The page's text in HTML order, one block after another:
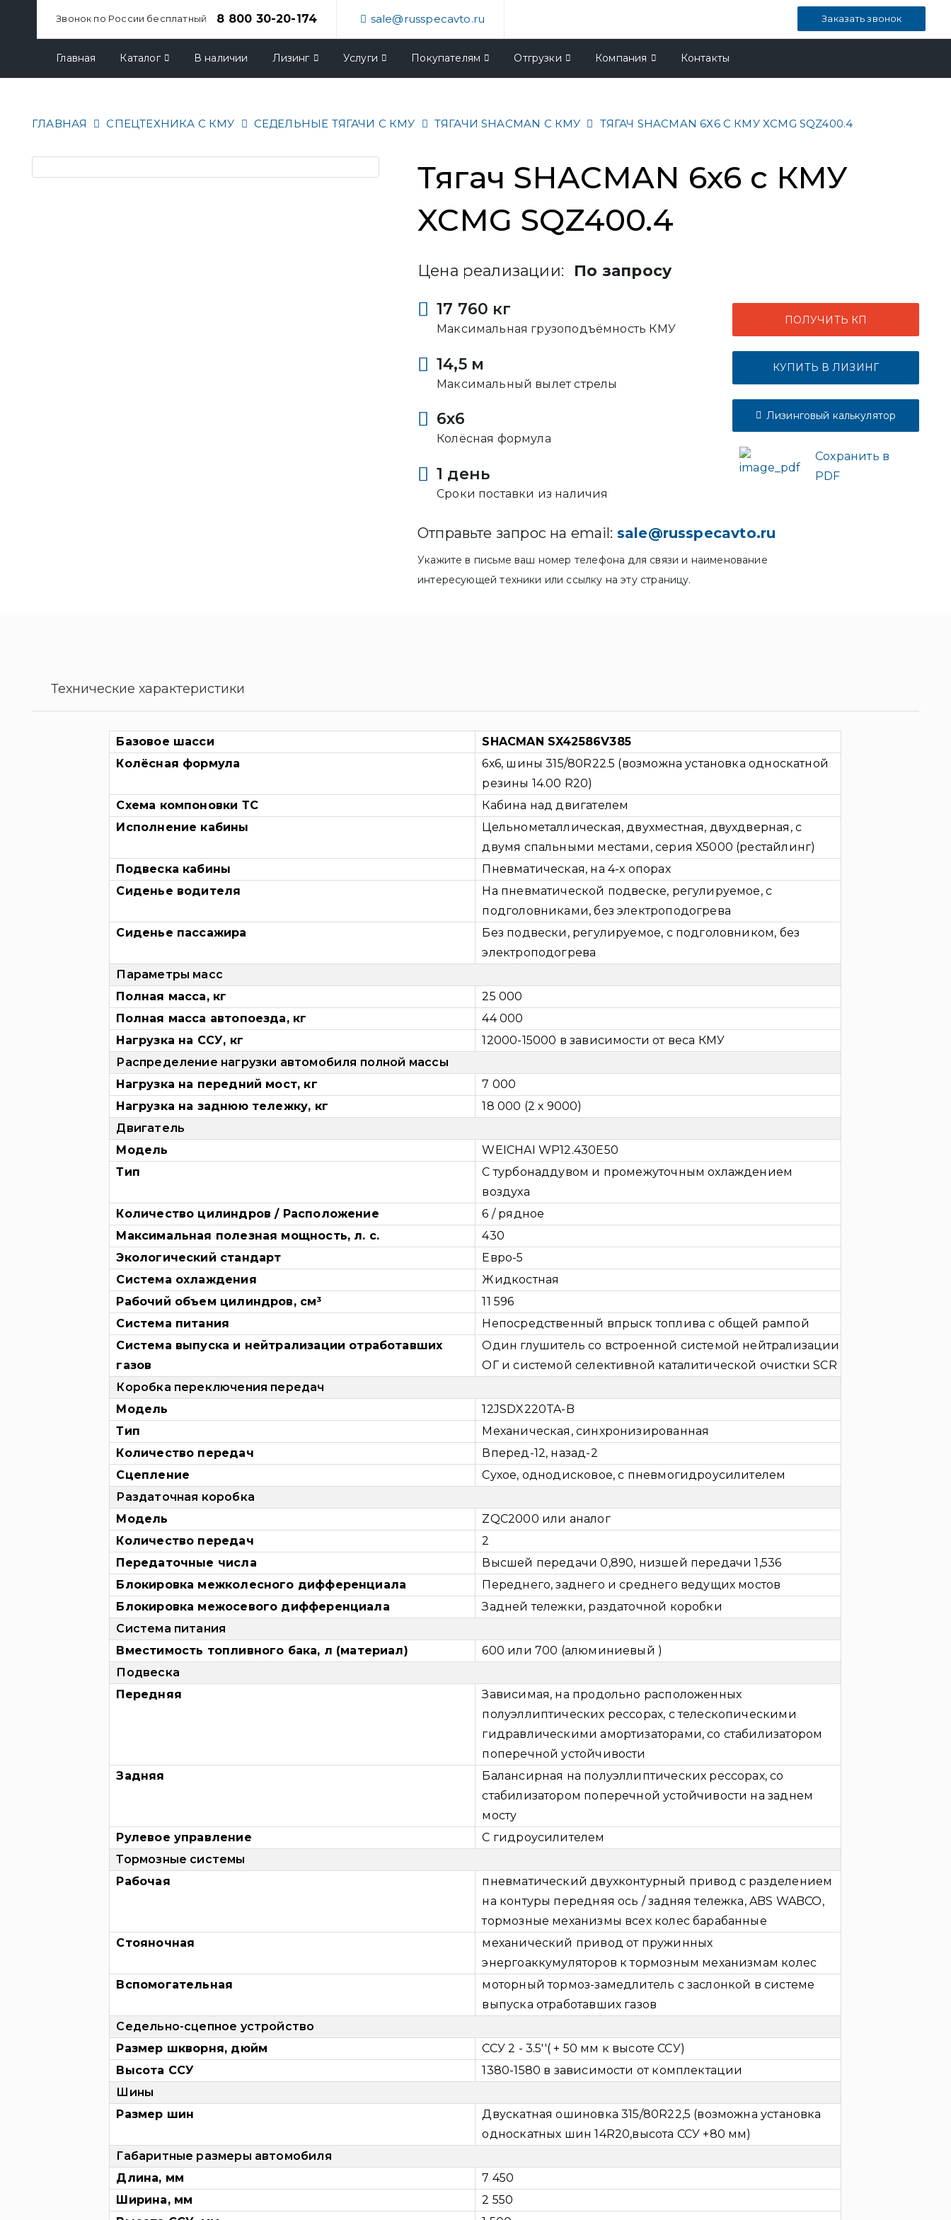
Звонок по России бесплатный 8 800 30-20-174 sale@russpecavto.ru Заказать звонок
Главная Каталог В наличии Лизинг Услуги Покупателям Отгрузки Компания Контакты
ГЛАВНАЯ СПЕЦТЕХНИКА С КМУ СЕДЕЛЬНЫЕ ТЯГАЧИ С КМУ ТЯГАЧИ SHACMAN С КМУ ТЯГАЧ SHACMAN 6Х6 С КМУ XCMG SQZ400.4
Тягач SHACMAN 6х6 с КМУ
XCMG SQZ400.4
Цена реализации: По запросу
Максимальная грузоподъёмность КМУ
17 760 кг
Максимальный вылет стрелы
14,5 м
Колёсная формула
6x6
Сроки поставки из наличия
1 день
ПОЛУЧИТЬ КП
КУПИТЬ В ЛИЗИНГ
Лизинговый калькулятор
Сохранить в
PDF
Отправьте запрос на email: sale@russpecavto.ru
Укажите в письме ваш номер телефона для связи и наименование
интересующей техники или ссылку на эту страницу.
Технические характеристики
Базовое шасси
SHACMAN SX42586V385
Колёсная формула
6х6, шины 315/80R22.5 (возможна установка односкатной
резины 14.00 R20)
Схема компоновки ТС
Кабина над двигателем
Исполнение кабины
Цельнометаллическая, двухместная, двухдверная, с
двумя спальными местами, серия Х5000 (рестайлинг)
Подвеска кабины
Пневматическая, на 4-х опорах
Сиденье водителя
На пневматической подвеске, регулируемое, с
подголовниками, без электроподогрева
Сиденье пассажира
Без подвески, регулируемое, с подголовником, без
электроподогрева
Параметры масс
Полная масса, кг
25 000
Полная масса автопоезда, кг
44 000
Нагрузка на ССУ, кг
12000-15000 в зависимости от веса КМУ
Распределение нагрузки автомобиля полной массы
Нагрузка на передний мост, кг
7 000
Нагрузка на заднюю тележку, кг
18 000 (2 х 9000)
Двигатель
Модель
WEICHAI WP12.430E50
Тип
С турбонаддувом и промежуточным охлаждением
воздуха
Количество цилиндров / Расположение
6 / рядное
Максимальная полезная мощность, л. с.
430
Экологический стандарт
Евро-5
Система охлаждения
Жидкостная
Рабочий объем цилиндров, см³
11 596
Система питания
Непосредственный впрыск топлива с общей рампой
Система выпуска и нейтрализации отработавших
газов
Один глушитель со встроенной системой нейтрализации
ОГ и системой селективной каталитической очистки SCR
Коробка переключения передач
Модель
12JSDX220TA-B
Тип
Механическая, синхронизированная
Количество передач
Вперед-12, назад-2
Сцепление
Сухое, однодисковое, с пневмогидроусилителем
Раздаточная коробка
Модель
ZQC2000 или аналог
Количество передач
2
Передаточные числа
Высшей передачи 0,890, низшей передачи 1,536
Блокировка межколесного дифференциала
Переднего, заднего и среднего ведущих мостов
Блокировка межосевого дифференциала
Задней тележки, раздаточной коробки
Система питания
Вместимость топливного бака, л (материал)
600 или 700 (алюминиевый )
Подвеска
Передняя
Зависимая, на продольно расположенных
полуэллиптических рессорах, с телескопическими
гидравлическими амортизаторами, со стабилизатором
поперечной устойчивости
Задняя
Балансирная на полуэллиптических рессорах, со
стабилизатором поперечной устойчивости на заднем
мосту
Рулевое управление
С гидроусилителем
Тормозные системы
Рабочая
пневматический двухконтурный привод с разделением
на контуры передняя ось / задняя тележка, ABS WABCO,
тормозные механизмы всех колес барабанные
Стояночная
механический привод от пружинных
энергоаккумуляторов к тормозным механизмам колес
Вспомогательная
моторный тормоз-замедлитель с заслонкой в системе
выпуска отработавших газов
Седельно-сцепное устройство
Размер шкворня, дюйм
ССУ 2 - 3.5''( + 50 мм к высоте ССУ)
Высота ССУ
1380-1580 в зависимости от комплектации
Шины
Размер шин
Двускатная ошиновка 315/80R22,5 (возможна установка
односкатных шин 14R20,высота ССУ +80 мм)
Габаритные размеры автомобиля
Длина, мм
7 450
Ширина, мм
2 550